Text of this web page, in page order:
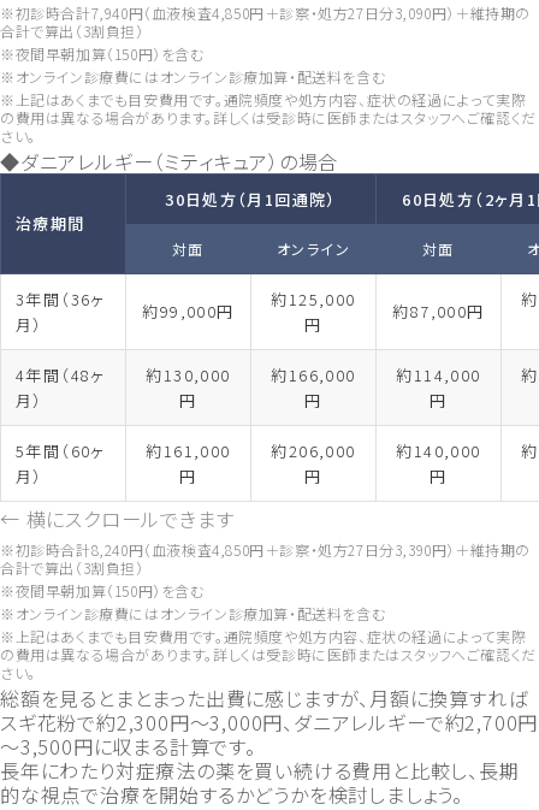
※初診時合計7,940円（血液検査4,850円＋診察・処方27日分3,090円）＋維持期の
合計で算出（3割負担）
※夜間早朝加算（150円）を含む
※オンライン診療費にはオンライン診療加算・配送料を含む
※上記はあくまでも目安費用です。通院頻度や処方内容、症状の経過によって実際
の費用は異なる場合があります。詳しくは受診時に医師またはスタッフへご確認くだ
さい。
◆ダニアレルギー（ミティキュア）の場合
治療期間
30日処方（月1回通院） 60日処方（2ヶ月
対面 オンライン 対面
3年間（36ヶ
月）
約99,000円
約125,000
円
約87,000円
4年間（48ヶ
月）
約130,000
円
約166,000
円
約114,000
円
5年間（60ヶ
月）
約161,000
円
約206,000
円
約140,000
円
← 横にスクロールできます
※初診時合計8,240円（血液検査4,850円＋診察・処方27日分3,390円）＋維持期の
合計で算出（3割負担）
※夜間早朝加算（150円）を含む
※オンライン診療費にはオンライン診療加算・配送料を含む
※上記はあくまでも目安費用です。通院頻度や処方内容、症状の経過によって実際
の費用は異なる場合があります。詳しくは受診時に医師またはスタッフへご確認くだ
さい。
総額を見るとまとまった出費に感じますが、月額に換算すれば
スギ花粉で約2,300円～3,000円、ダニアレルギーで約2,700円
～3,500円に収まる計算です。
長年にわたり対症療法の薬を買い続ける費用と比較し、長期
的な視点で治療を開始するかどうかを検討しましょう。